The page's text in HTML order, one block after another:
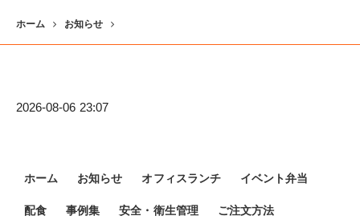
ホーム お知らせ
2026-08-06 23:07
ホーム お知らせ オフィスランチ イベント弁当
配食 事例集 安全・衛生管理 ご注文方法